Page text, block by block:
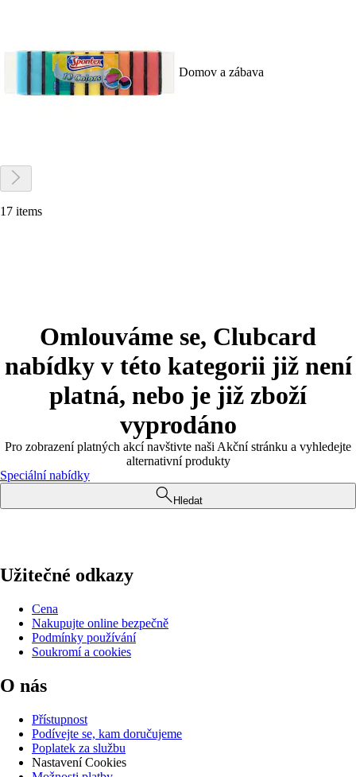
Domov a zábava
17 items
Omlouváme se, Clubcard
nabídky v této kategorii již není
platná, nebo je již zboží
vyprodáno
Pro zobrazení platných akcí navštivte naši Akční stránku a vyhledejte
alternativní produkty
Speciální nabídky
Hledat
Užitečné odkazy
Cena
Nakupujte online bezpečně
Podmínky používání
Soukromí a cookies
O nás
Přístupnost
Podívejte se, kam doručujeme
Poplatek za službu
Nastavení Cookies